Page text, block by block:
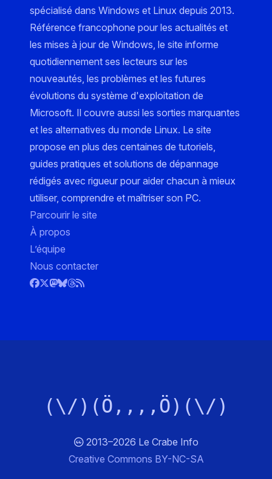
spécialisé dans Windows et Linux depuis 2013.
Référence francophone pour les actualités et
les mises à jour de Windows, le site informe
quotidiennement ses lecteurs sur les
nouveautés, les problèmes et les futures
évolutions du système d'exploitation de
Microsoft. Il couvre aussi les sorties marquantes
et les alternatives du monde Linux. Le site
propose en plus des centaines de tutoriels,
guides pratiques et solutions de dépannage
rédigés avec rigueur pour aider chacun à mieux
utiliser, comprendre et maîtriser son PC.
Parcourir le site
À propos
L’équipe
Nous contacter
(\/)(Ö,,,,Ö)(\/)
2013–2026 Le Crabe Info
Creative Commons BY-NC-SA